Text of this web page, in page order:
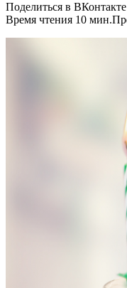
Поделиться в ВКонтакте
Время чтения 10 мин.